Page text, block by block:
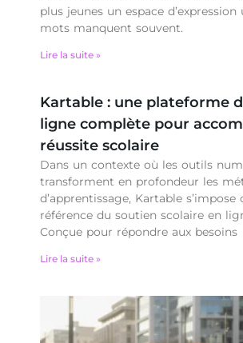
plus jeunes un espace
mots manquent souvent.
Lire la suite »
Kartable : une plateforme
ligne complète pour
réussite scolaire
Dans un contexte où les outils
transforment en profondeur les
d’apprentissage, Kartable
référence du soutien scolaire en
Conçue pour répondre aux besoins
Lire la suite »